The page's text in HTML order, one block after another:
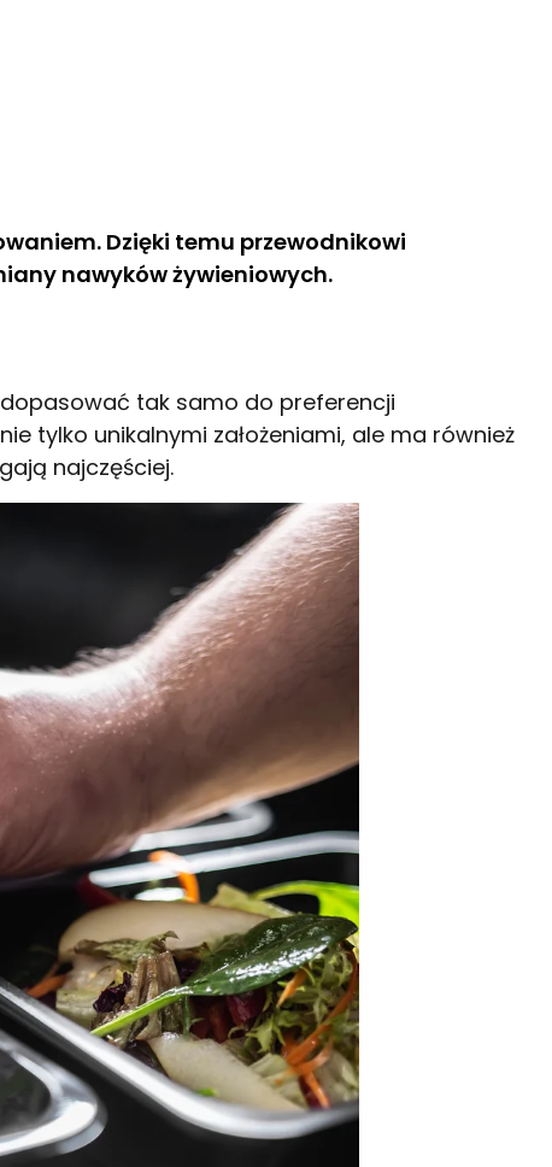
Dzięki temu przewodnikowi
nawyków żywieniowych.
tak samo do preferencji
tylko unikalnymi założeniami, ale ma również
najczęściej.